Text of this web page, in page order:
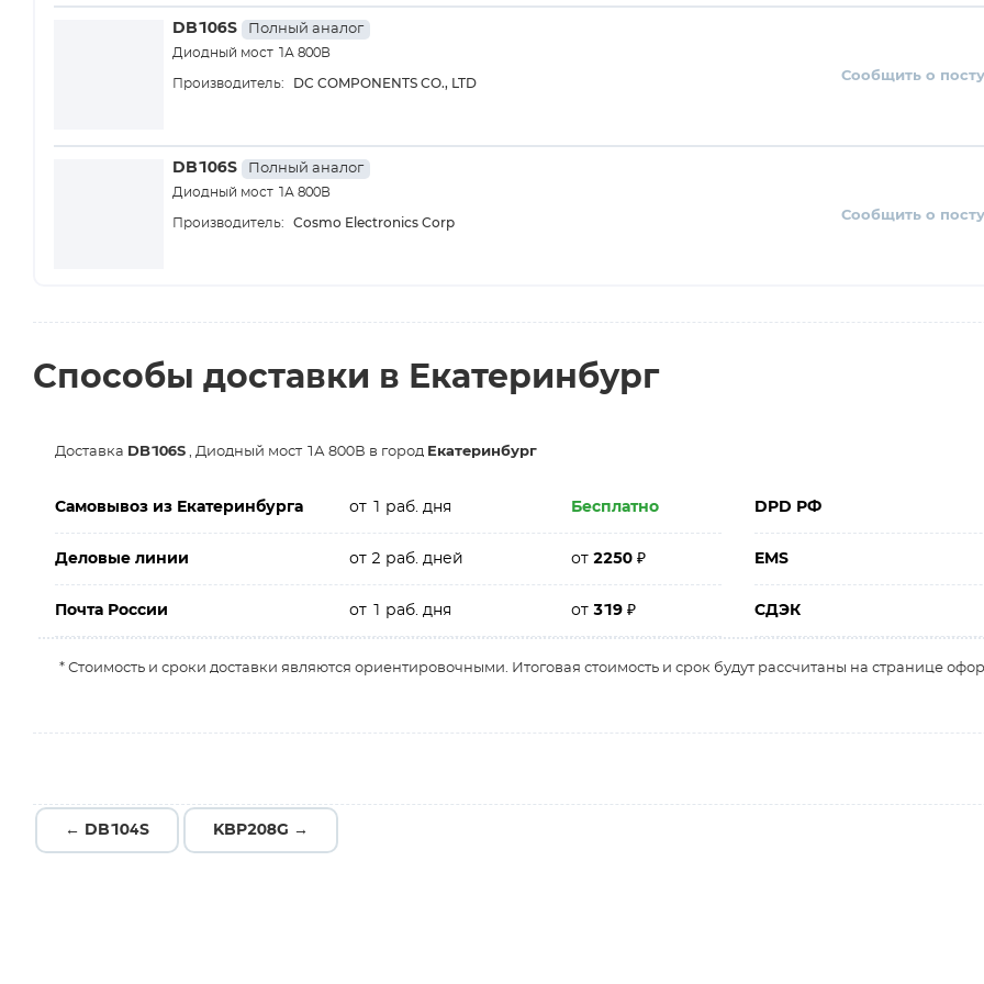
DB106S Полный аналог
Диодный мост 1А 800В
Производитель: DC COMPONENTS CO., LTD Сообщить о
DB106S Полный аналог
Диодный мост 1А 800В
Производитель: Cosmo Electronics Corp Сообщить о
Способы доставки в Екатеринбург
Доставка DB106S , Диодный мост 1А 800В в город Екатеринбург
Самовывоз из Екатеринбурга от 1 раб. дня Бесплатно DPD РФ
Деловые линии от 2 раб. дней от2250₽ EMS
Почта России от 1 раб. дня от319₽ СДЭК
* Стоимость и сроки доставки являются ориентировочными. Итоговая стоимость и срок будут рассчитаны на странице
← DB104S KBP208G →